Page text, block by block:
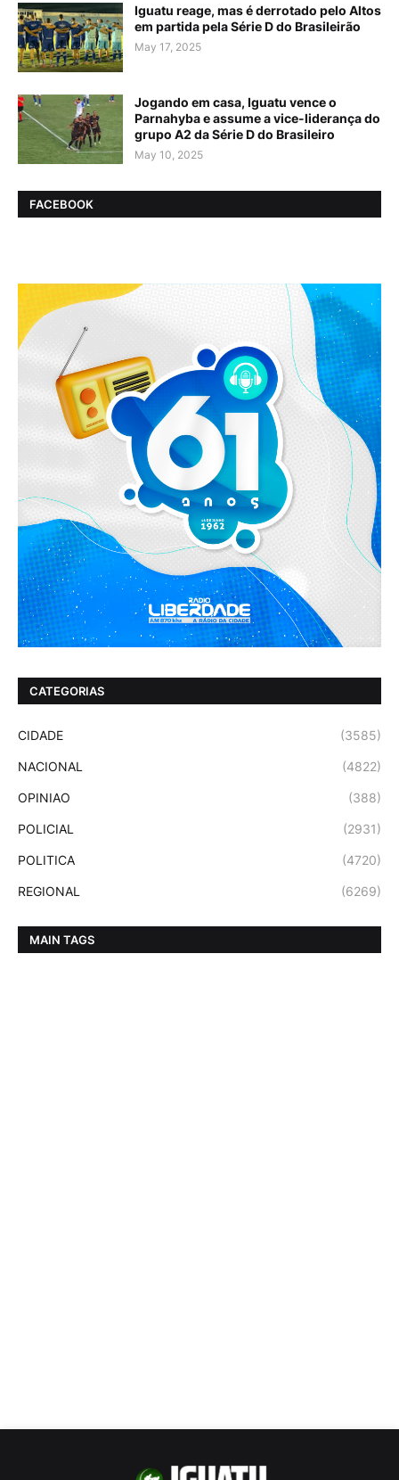
Iguatu reage, mas é derrotado pelo Altos
em partida pela Série D do Brasileirão
May 17, 2025
Jogando em casa, Iguatu vence o
Parnahyba e assume a vice-liderança do
grupo A2 da Série D do Brasileiro
May 10, 2025
FACEBOOK
CATEGORIAS
CIDADE (3585)
NACIONAL (4822)
OPINIAO (388)
POLICIAL (2931)
POLITICA (4720)
REGIONAL (6269)
MAIN TAGS